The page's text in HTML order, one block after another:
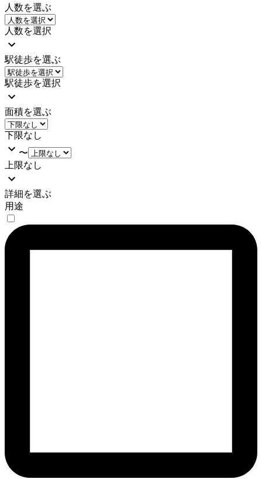
人数を選ぶ
人数を選択
駅徒歩を選ぶ
駅徒歩を選択
面積を選ぶ
下限なし
〜
上限なし
詳細を選ぶ
用途